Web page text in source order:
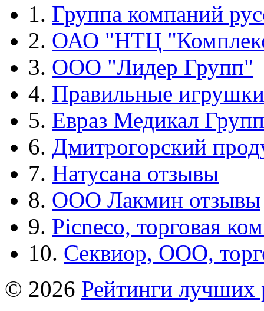
1. Группа компаний
2. ОАО "НТЦ
3. ООО "Лидер Групп"
4. Правильные игрушки
5. Евраз Медикал Групп
6. Дмитрогорский
7. Натусана отзывы
8. ООО Лакмин отзывы
9. Picneco, торговая
10. Секвиор, ООО,
© 2026 Рейтинги лучших